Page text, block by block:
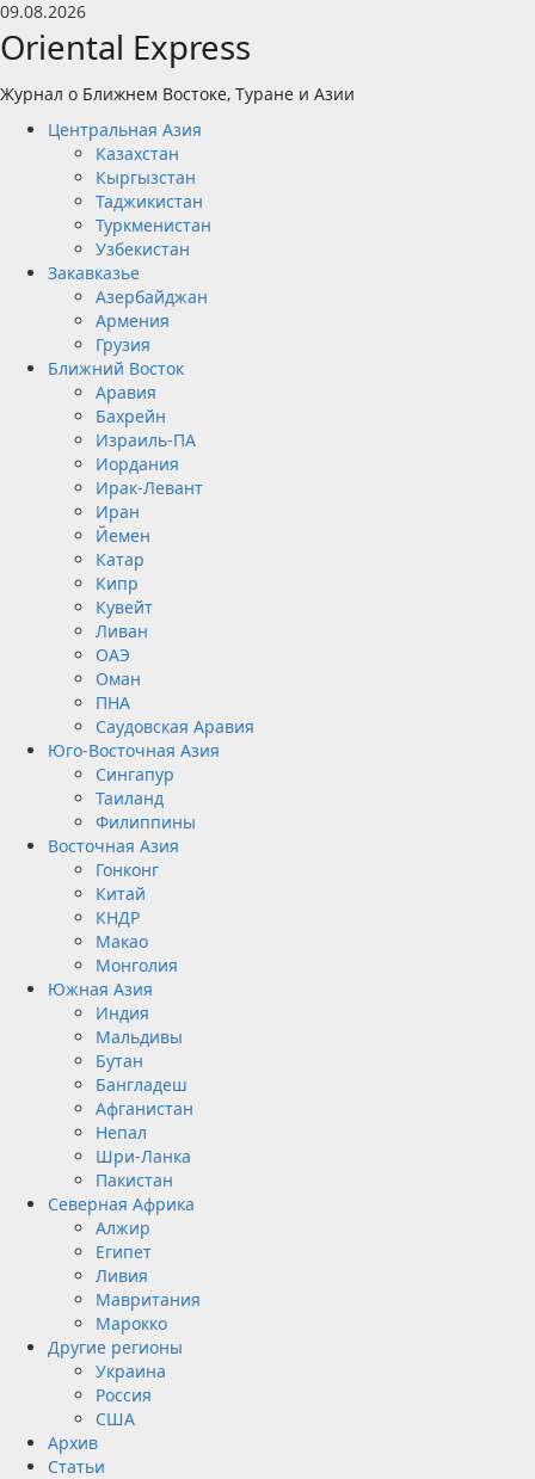
Перейти
к
содержимому
09.08.2026
Oriental Express
Журнал о Ближнем Востоке, Туране и Азии
ОсновноеЦентральная Азия
Казахстан
Кыргызстан
Таджикистан
Туркменистан
Узбекистан
Закавказье
Азербайджан
Армения
Грузия
Ближний Восток
Аравия
Бахрейн
Израиль-ПА
Иордания
Ирак-Левант
Иран
Йемен
Катар
Кипр
Кувейт
Ливан
ОАЭ
Оман
ПНА
Саудовская Аравия
Юго-Восточная Азия
Сингапур
Таиланд
Филиппины
Восточная Азия
Гонконг
Китай
КНДР
Макао
Монголия
Южная Азия
Индия
Мальдивы
Бутан
Бангладеш
Афганистан
Непал
Шри-Ланка
Пакистан
Северная Африка
Алжир
Египет
Ливия
Мавритания
Марокко
Другие регионы
Украина
Россия
США
Архив
Статьи